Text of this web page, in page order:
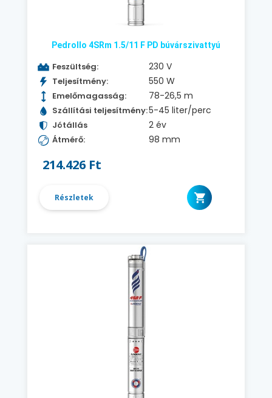
Pedrollo 4SRm 1.5/11 F PD búvárszivattyú
Feszültség: 230 V
Teljesítmény: 550 W
Emelőmagasság: 78-26,5 m
Szállítási teljesítmény:5-45 liter/perc
Jótállás 2 év
Átmérő: 98 mm
214.426 Ft
Részletek